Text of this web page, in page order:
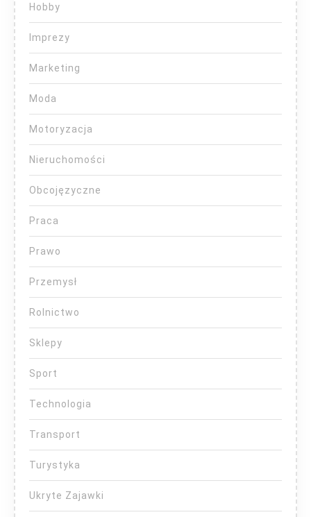
Hobby
Imprezy
Marketing
Moda
Motoryzacja
Nieruchomości
Obcojęzyczne
Praca
Prawo
Przemysł
Rolnictwo
Sklepy
Sport
Technologia
Transport
Turystyka
Ukryte Zajawki